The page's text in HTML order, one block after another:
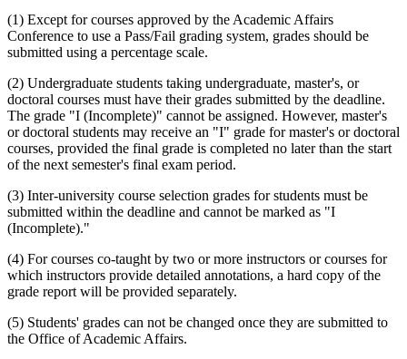
(1) Except for courses approved by the Academic Affairs
Conference to use a Pass/Fail grading system, grades should be
submitted using a percentage scale.
(2) Undergraduate students taking undergraduate, master's, or
doctoral courses must have their grades submitted by the deadline.
The grade "I (Incomplete)" cannot be assigned. However, master's
or doctoral students may receive an "I" grade for master's or doctoral
courses, provided the final grade is completed no later than the start
of the next semester's final exam period.
(3) Inter-university course selection grades for students must be
submitted within the deadline and cannot be marked as "I
(Incomplete)."
(4) For courses co-taught by two or more instructors or courses for
which instructors provide detailed annotations, a hard copy of the
grade report will be provided separately.
(5) Students' grades can not be changed once they are submitted to
the Office of Academic Affairs.